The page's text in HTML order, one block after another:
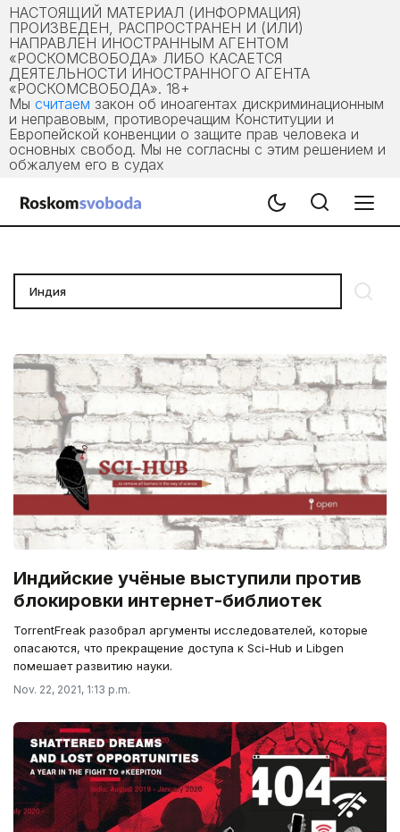
НАСТОЯЩИЙ МАТЕРИАЛ (ИНФОРМАЦИЯ)
ПРОИЗВЕДЕН, РАСПРОСТРАНЕН И (ИЛИ)
НАПРАВЛЕН ИНОСТРАННЫМ АГЕНТОМ
«РОСКОМСВОБОДА» ЛИБО КАСАЕТСЯ
ДЕЯТЕЛЬНОСТИ ИНОСТРАННОГО АГЕНТА
«РОСКОМСВОБОДА». 18+
Мы считаем закон об иноагентах дискриминационным
и неправовым, противоречащим Конституции и
Европейской конвенции о защите прав человека и
основных свобод. Мы не согласны с этим решением и
обжалуем его в судах
Индийские учёные выступили против
блокировки интернет-библиотек
TorrentFreak разобрал аргументы исследователей, которые
опасаются, что прекращение доступа к Sci-Hub и Libgen
помешает развитию науки.
Nov. 22, 2021, 1:13 p.m.